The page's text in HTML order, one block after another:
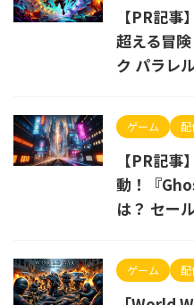
【PR記
超える冒
ク パラレ
ゲーム 配
【PR記
動！『
は？ セー
ゲーム 配